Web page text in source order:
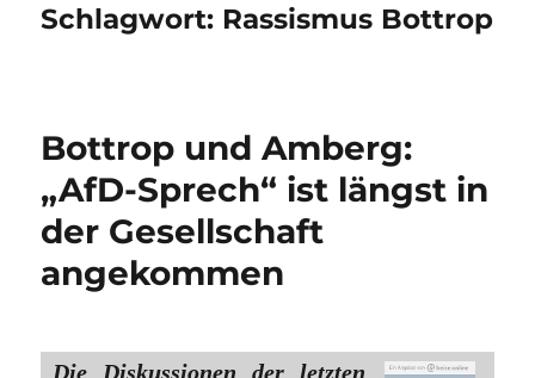
Schlagwort: Rassismus Bottrop
Bottrop und Amberg:
„AfD-Sprech“ ist längst in
der Gesellschaft
angekommen
Die Diskussionen der letzten